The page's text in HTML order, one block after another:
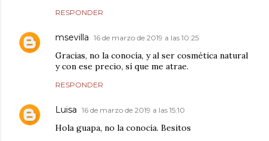
RESPONDER
msevilla 16 de marzo de 2019 a las 10:25
Gracias, no la conocía, y al ser cosmética natural
y con ese precio, sí que me atrae.
RESPONDER
Luisa 16 de marzo de 2019 a las 15:10
Hola guapa, no la conocía. Besitos